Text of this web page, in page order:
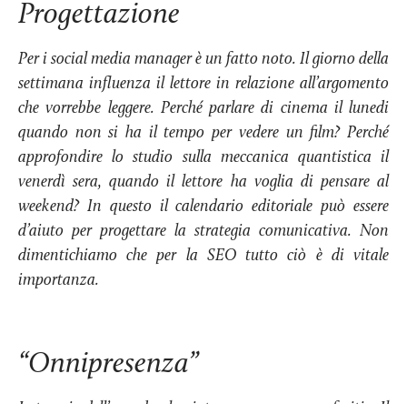
Progettazione
Per i social media manager è un fatto noto. Il giorno della
settimana influenza il lettore in relazione all’argomento
che vorrebbe leggere. Perché parlare di cinema il lunedi
quando non si ha il tempo per vedere un film? Perché
approfondire lo studio sulla meccanica quantistica il
venerdì sera, quando il lettore ha voglia di pensare al
weekend? In questo il calendario editoriale può essere
d’aiuto per progettare la strategia comunicativa. Non
dimentichiamo che per la SEO tutto ciò è di vitale
importanza.
“Onnipresenza”